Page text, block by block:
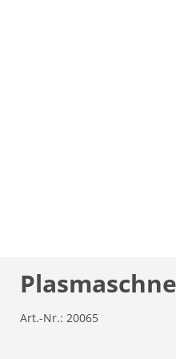
Art.-Nr.: 20065